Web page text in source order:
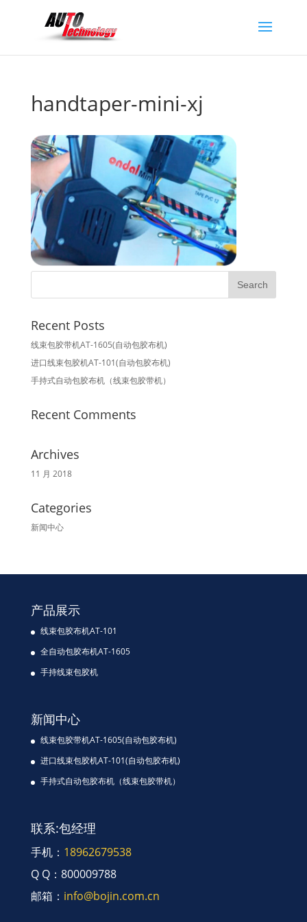
handtaper-mini-xj
Recent Posts
线束包胶带机AT-1605(自动包胶布机)
进口线束包胶机AT-101(自动包胶布机)
手持式自动包胶布机（线束包胶带机）
Recent Comments
Archives
11 月 2018
Categories
新闻中心
产品展示
线束包胶布机AT-101
全自动包胶布机AT-1605
手持线束包胶机
新闻中心
线束包胶带机AT-1605(自动包胶布机)
进口线束包胶机AT-101(自动包胶布机)
手持式自动包胶布机（线束包胶带机）
联系:包经理
手机： 18962679538
Q Q：800009788
邮箱： info@bojin.com.cn